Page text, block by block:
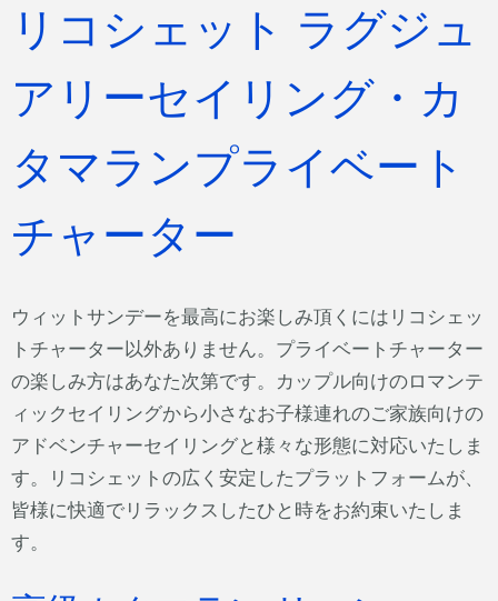
リコシェット ラグジュ
アリーセイリング・カ
タマランプライベート
チャーター
ウィットサンデーを最高にお楽しみ頂くにはリコシェッ
トチャーター以外ありません。プライベートチャーター
の楽しみ方はあなた次第です。カップル向けのロマンテ
ィックセイリングから小さなお子様連れのご家族向けの
アドベンチャーセイリングと様々な形態に対応いたしま
す。リコシェットの広く安定したプラットフォームが、
皆様に快適でリラックスしたひと時をお約束いたしま
す。